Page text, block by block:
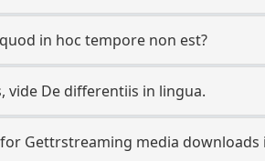
in hoc tempore non est?
vide De differentiis in lingua.
Gettrstreaming media